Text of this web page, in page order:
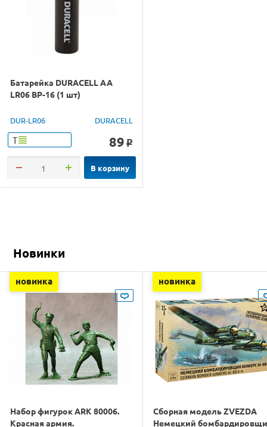
Батарейка DURACELL AA
LR06 BP-16 (1 шт)
DUR-LR06 DURACELL
Т 89 o
В корзину
Новинки
новинка
Набор фигурок ARK 80006.
Красная армия.
новинка
Сборная модель ZVEZDA
Немецкий